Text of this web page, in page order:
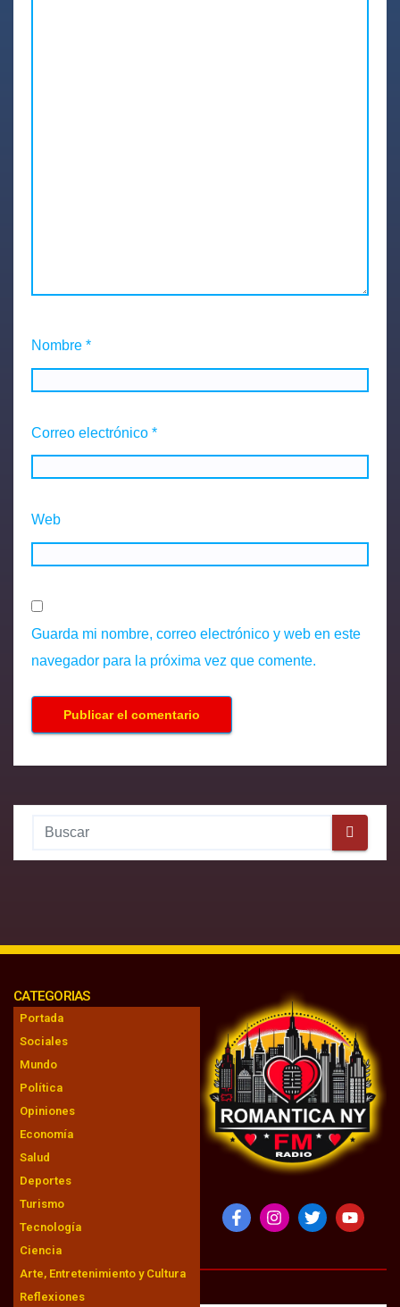
Nombre *
Correo electrónico *
Web
Guarda mi nombre, correo electrónico y web en este
navegador para la próxima vez que comente.
CATEGORIAS
Portada
Sociales
Mundo
Política
Opiniones
Economía
Salud
Deportes
Turismo
Tecnología
Ciencia
Arte, Entretenimiento y Cultura
Reflexiones